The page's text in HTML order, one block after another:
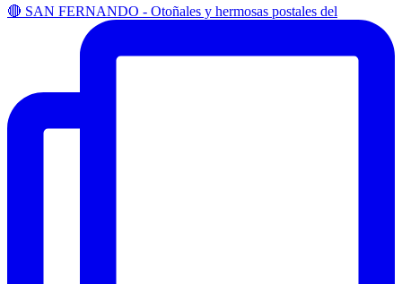
🔴 SAN FERNANDO - Otoñales y hermosas postales del